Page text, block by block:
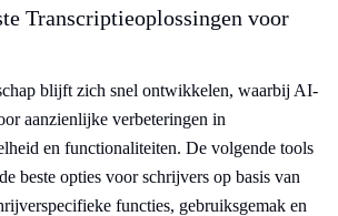
Transcriptieoplossingen voor
blijft zich snel ontwikkelen, waarbij AI-
aanzienlijke verbeteringen in
en functionaliteiten. De volgende tools
beste opties voor schrijvers op basis van
functies, gebruiksgemak en